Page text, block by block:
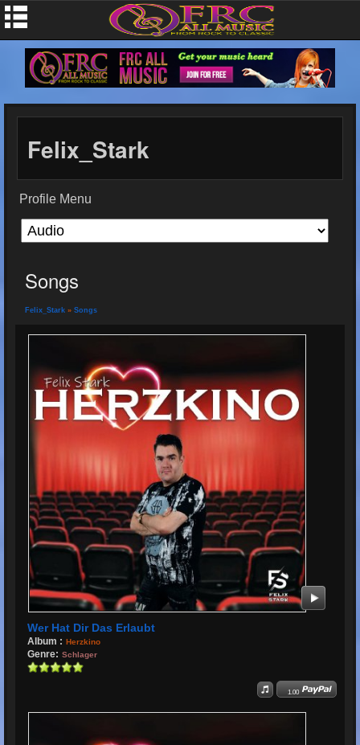
Felix_Stark
Profile Menu
Songs
Felix_Stark » Songs
Wer Hat Dir Das Erlaubt
Album : Herzkino
Genre: Schlager
1.00